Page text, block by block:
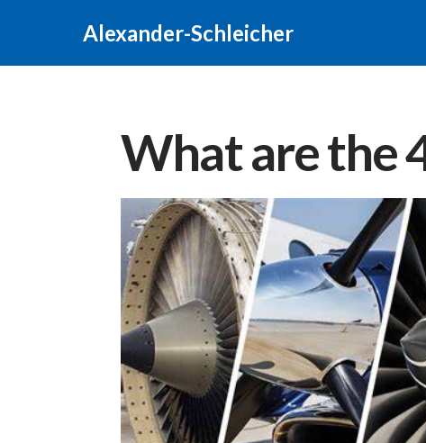
Alexander-Schleicher
What are the